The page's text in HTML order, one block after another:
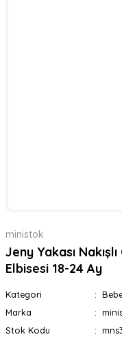
ministok
Jeny Yakası
Elbisesi 18-24 Ay
Kategori
Marka
Stok Kodu